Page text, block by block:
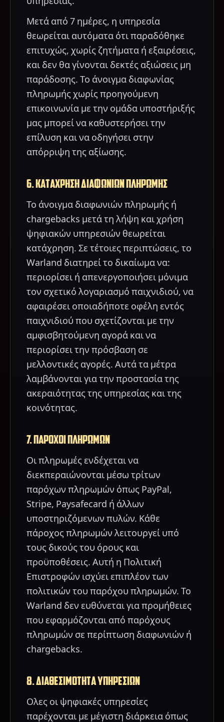
Μετά από 7 ημέρες, η υπηρεσία
θεωρείται αυτόματα ότι παραδόθηκε
επιτυχώς, χωρίς ζητήματα ή εξαιρέσεις,
και δεν θα γίνονται δεκτές αξιώσεις μη
παράδοσης. Το άνοιγμα διαφωνίας
πληρωμής χωρίς προηγούμενη
επικοινωνία με την ομάδα υποστήριξής
μας μπορεί να καθυστερήσει την
επίλυση και να οδηγήσει στην
απόρριψη της αξίωσης.
6. ΚΑΤΑΧΡΗΣΗ ΔΙΑΦΩΝΙΩΝ ΠΛΗΡΩΜΗΣ
Το άνοιγμα διαφωνιών πληρωμής ή
chargebacks μετά τη λήψη και χρήση
ψηφιακών υπηρεσιών θεωρείται
κατάχρηση. Σε τέτοιες περιπτώσεις, το
Warland διατηρεί το δικαίωμα να:
περιορίσει ή απενεργοποιήσει μόνιμα
τον σχετικό λογαριασμό παιχνιδιού, να
αφαιρέσει οποιαδήποτε οφέλη εντός
παιχνιδιού που σχετίζονται με την
αμφισβητούμενη αγορά και να
περιορίσει την πρόσβαση σε
μελλοντικές αγορές. Αυτά τα μέτρα
λαμβάνονται για την προστασία της
ακεραιότητας της υπηρεσίας και της
κοινότητας.
7. ΠΑΡΟΧΟΙ ΠΛΗΡΩΜΩΝ
Οι πληρωμές ενδέχεται να
διεκπεραιώνονται μέσω τρίτων
παρόχων πληρωμών όπως PayPal,
Stripe, Paysafecard ή άλλων
υποστηριζόμενων πυλών. Κάθε
πάροχος πληρωμών λειτουργεί υπό
τους δικούς του όρους και
προϋποθέσεις. Αυτή η Πολιτική
Επιστροφών ισχύει επιπλέον των
πολιτικών του παρόχου πληρωμών. Το
Warland δεν ευθύνεται για προμήθειες
που εφαρμόζονται από παρόχους
πληρωμών σε περίπτωση διαφωνιών ή
chargebacks.
8. ΔΙΑΘΕΣΙΜΟΤΗΤΑ ΥΠΗΡΕΣΙΩΝ
Ολες οι ψηφιακές υπηρεσίες
παρέχονται με μέγιστη διάρκεια όπως